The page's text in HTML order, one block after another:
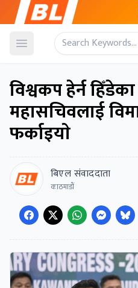
Open menu
विश्वकप हेर्न
महासचिवलाई
फर्काइयाे
बिएल संवाददाता
काठमाडाैं